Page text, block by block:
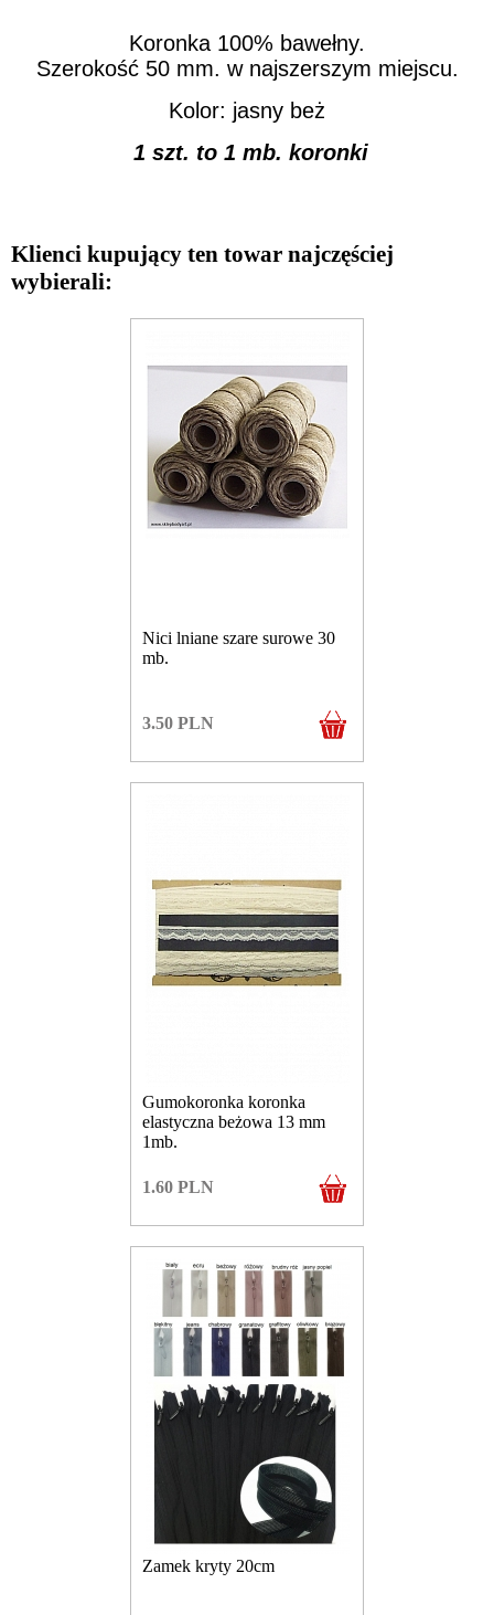
Koronka 100% bawełny.
Szerokość 50 mm. w najszerszym miejscu.
Kolor: jasny beż
1 szt. to 1 mb. koronki
Klienci kupujący ten towar najczęściej
wybierali:
Nici lniane szare surowe 30
mb.
3.50 PLN
Gumokoronka koronka
elastyczna beżowa 13 mm
1mb.
1.60 PLN
Zamek kryty 20cm